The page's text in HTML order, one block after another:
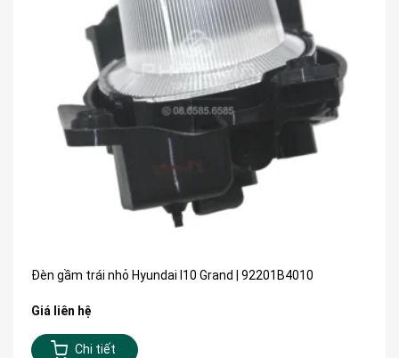
Đèn gầm trái nhỏ Hyundai I10 Grand | 92201B4010
Giá liên hệ
Chi tiết